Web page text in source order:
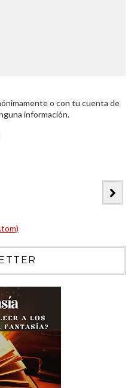
o con tu cuenta de
información.